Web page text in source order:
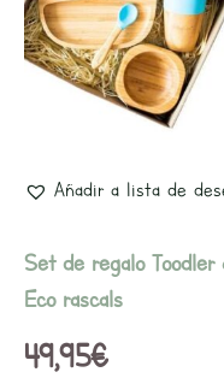
Añadir a lista de
Set de regalo Toodler
Eco rascals
49,95€